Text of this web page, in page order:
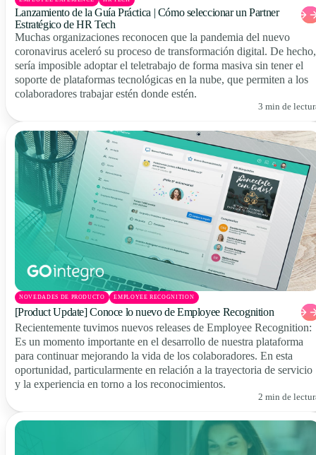
Lanzamiento de la Guía Práctica | Cómo seleccionar un Partner
Estratégico de HR Tech
Muchas organizaciones reconocen que la pandemia del nuevo
coronavirus aceleró su proceso de transformación digital. De hecho,
sería imposible adoptar el teletrabajo de forma masiva sin tener el
soporte de plataformas tecnológicas en la nube, que permiten a los
colaboradores trabajar estén donde estén.
3 min de
NOVEDADES DE PRODUCTO EMPLOYEE RECOGNITION
[Product Update] Conoce lo nuevo de Employee Recognition
Recientemente tuvimos nuevos releases de Employee Recognition:
Es un momento importante en el desarrollo de nuestra plataforma
para continuar mejorando la vida de los colaboradores. En esta
oportunidad, particularmente en relación a la trayectoria de servicio
y la experiencia en torno a los reconocimientos.
2 min de